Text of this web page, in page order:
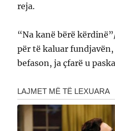
reja.
“Na kanë bërë
për të kaluar
befason, ja çfarë u